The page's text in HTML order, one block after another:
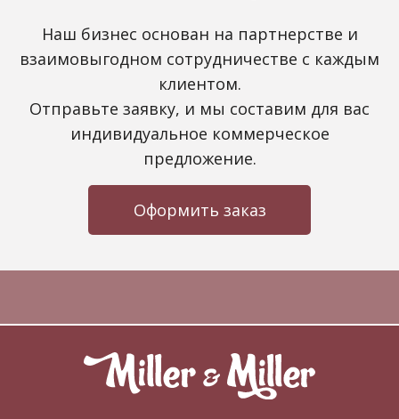
Наш бизнес основан на партнерстве и
взаимовыгодном сотрудничестве с каждым
клиентом.
Отправьте заявку, и мы составим для вас
индивидуальное коммерческое
предложение.
Оформить заказ